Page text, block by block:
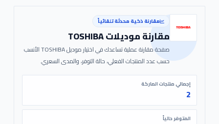
مقارنة ذكية محدثة تلقائياً
مقارنة موديلات TOSHIBA
صفحة مقارنة عملية تساعدك في اختيار موديل TOSHIBA الأنسب
حسب عدد المنتجات الفعلي، حالة التوفر، والمدى السعري.
إجمالي منتجات الماركة
2
المتوفر حالياً